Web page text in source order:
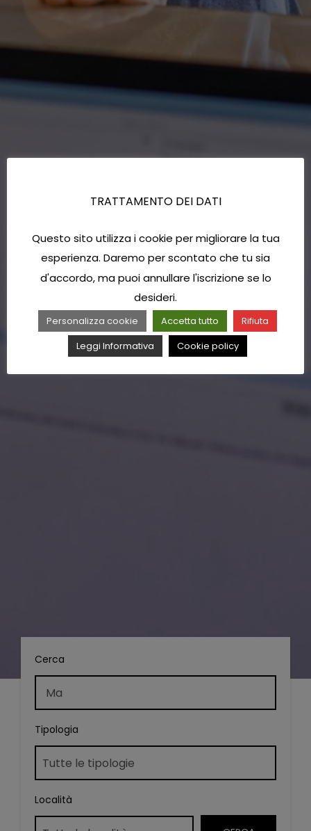
Cerca
Tipologia
Località
TRATTAMENTO DEI DATI
Questo sito utilizza i cookie per migliorare la tua
esperienza. Daremo per scontato che tu sia
d'accordo, ma puoi annullare l'iscrizione se lo
desideri.
Personalizza cookie Accetta tutto
Rifiuta
Leggi Informativa
Cookie policy